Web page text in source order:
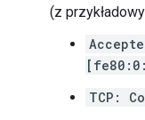
(z
TCP: